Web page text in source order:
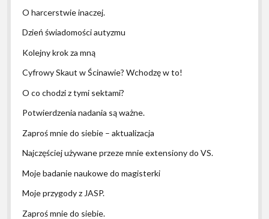
O harcerstwie inaczej.
Dzień świadomości autyzmu
Kolejny krok za mną
Cyfrowy Skaut w Ścinawie? Wchodzę w to!
O co chodzi z tymi sektami?
Potwierdzenia nadania są ważne.
Zaproś mnie do siebie – aktualizacja
Najczęściej używane przeze mnie extensiony do VS.
Moje badanie naukowe do magisterki
Moje przygody z JASP.
Zaproś mnie do siebie.